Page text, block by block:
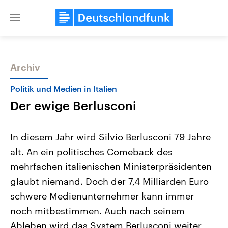
Close
Themen
Landtagswahl Sachsen-Anhalt
2026
Alle Informationen
Sachsen-Anhalt wählt am 6.
September 2026 einen neuen
Bundesland von einer Koalition aus
USA
Aktuelle Beiträge,
Hintergründe
Wirtschaftlich und
gehören die Vereinigten
mit großem Einfluss auf
Archiv
Politik und Medien in Italien
Der ewige Berlusconi
In diesem Jahr wird Silvio Berlusconi 79 Jahre
alt. An ein politisches Comeback des
mehrfachen italienischen Ministerpräsidenten
glaubt niemand. Doch der 7,4 Milliarden Euro
schwere Medienunternehmer kann immer
noch mitbestimmen. Auch nach seinem
Ableben wird das System Berlusconi weiter